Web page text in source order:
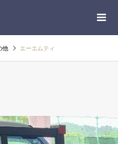
他 エーエムティ